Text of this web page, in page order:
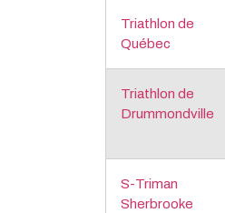
Triathlon de
Québec
Triathlon de
Drummondville
S-Triman
Sherbrooke